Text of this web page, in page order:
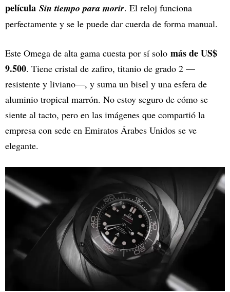
película Sin tiempo para morir. El reloj funciona
perfectamente y se le puede dar cuerda de forma manual.
Este Omega de alta gama cuesta por sí solo más de US$
9.500. Tiene cristal de zafiro, titanio de grado 2 —
resistente y liviano—, y suma un bisel y una esfera de
aluminio tropical marrón. No estoy seguro de cómo se
siente al tacto, pero en las imágenes que compartió la
empresa con sede en Emiratos Árabes Unidos se ve
elegante.